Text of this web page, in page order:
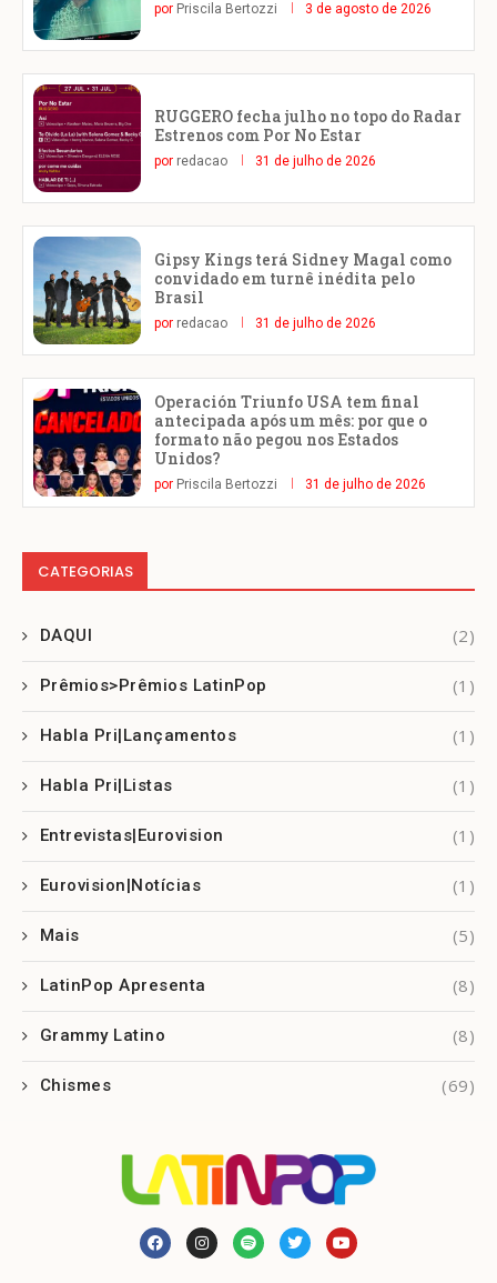
por Priscila Bertozzi 3 de agosto de 2026
RUGGERO fecha julho no topo do Radar
Estrenos com Por No Estar
por redacao 31 de julho de 2026
Gipsy Kings terá Sidney Magal como
convidado em turnê inédita pelo
Brasil
por redacao 31 de julho de 2026
Operación Triunfo USA tem final
antecipada após um mês: por que o
formato não pegou nos Estados
Unidos?
por Priscila Bertozzi 31 de julho de 2026
CATEGORIAS
DAQUI (2)
Prêmios>Prêmios LatinPop (1)
Habla Pri|Lançamentos (1)
Habla Pri|Listas (1)
Entrevistas|Eurovision (1)
Eurovision|Notícias (1)
Mais (5)
LatinPop Apresenta (8)
Grammy Latino (8)
Chismes (69)